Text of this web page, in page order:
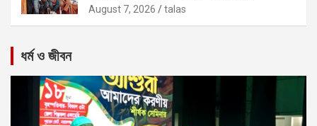
August 7, 2026 talas
ধর্ম ও জীবন